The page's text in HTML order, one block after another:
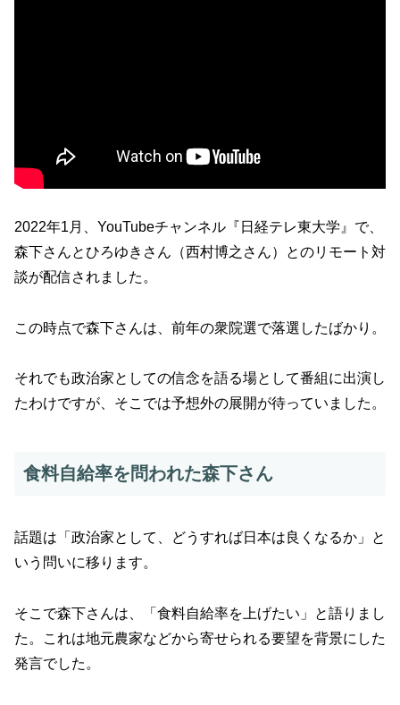
2022年1月、YouTubeチャンネル『日経テレ東大学』で、
森下さんとひろゆきさん（西村博之さん）とのリモート対
談が配信されました。
この時点で森下さんは、前年の衆院選で落選したばかり。
それでも政治家としての信念を語る場として番組に出演し
たわけですが、そこでは予想外の展開が待っていました。
食料自給率を問われた森下さん
話題は「政治家として、どうすれば日本は良くなるか」と
いう問いに移ります。
そこで森下さんは、「食料自給率を上げたい」と語りまし
た。これは地元農家などから寄せられる要望を背景にした
発言でした。